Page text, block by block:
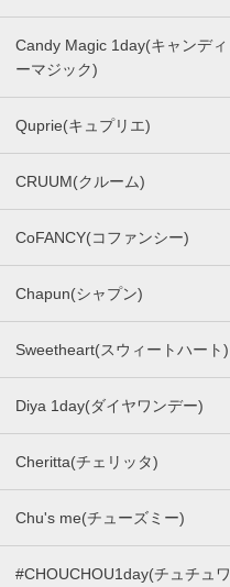
Candy Magic 1day(キャンディ
ーマジック)
Quprie(キュプリエ)
CRUUM(クルーム)
CoFANCY(コファンシー)
Chapun(シャプン)
Sweetheart(スウィートハート)
Diya 1day(ダイヤワンデー)
Cheritta(チェリッタ)
Chu's me(チューズミー)
#CHOUCHOU1day(チュチュワ